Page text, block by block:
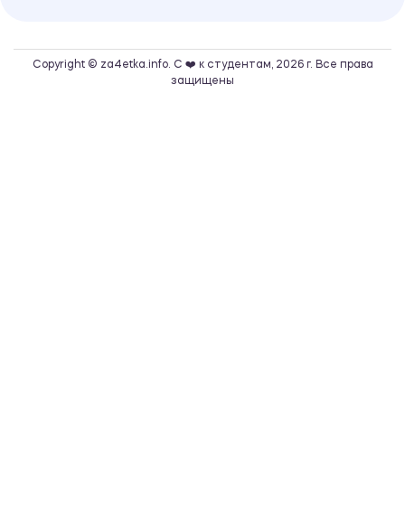
Copyright © za4etka.info. С ❤️ к студентам, 2026 г. Все права
защищены